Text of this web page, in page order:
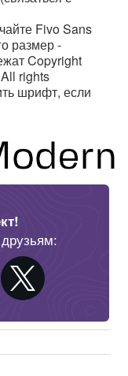
Fivo Sans
размер -
Copyright
rights
шрифт, если